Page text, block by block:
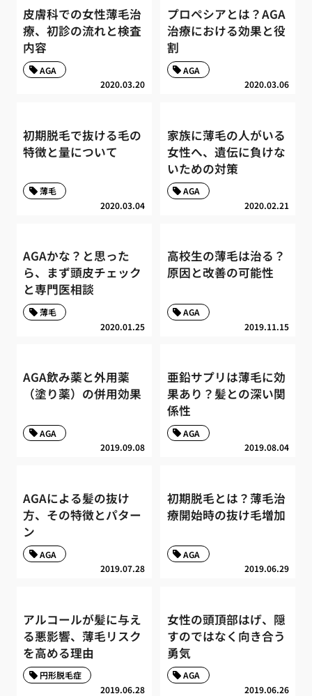
皮膚科での女性薄毛治
療、初診の流れと検査
内容
2020.03.20
AGA
プロペシアとは？AGA
治療における効果と役
割
2020.03.06
AGA
初期脱毛で抜ける毛の
特徴と量について
2020.03.04
薄毛
家族に薄毛の人がいる
女性へ、遺伝に負けな
いための対策
2020.02.21
AGA
AGAかな？と思った
ら、まず頭皮チェック
と専門医相談
2020.01.25
薄毛
高校生の薄毛は治る？
原因と改善の可能性
2019.11.15
AGA
AGA飲み薬と外用薬
（塗り薬）の併用効果
2019.09.08
AGA
亜鉛サプリは薄毛に効
果あり？髪との深い関
係性
2019.08.04
AGA
AGAによる髪の抜け
方、その特徴とパター
ン
2019.07.28
AGA
初期脱毛とは？薄毛治
療開始時の抜け毛増加
2019.06.29
AGA
アルコールが髪に与え
る悪影響、薄毛リスク
を高める理由
2019.06.28
円形脱毛症
女性の頭頂部はげ、隠
すのではなく向き合う
勇気
2019.06.26
AGA